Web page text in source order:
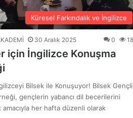
2026
ve Nostalji Yolculuğu”
2026
YÜREKLER ŞİİRLE BULUŞTU
2026
Küresel Farkındalık ve İngilizce
30 Aralık 2025 0
için İngilizce Konuşma
Bilsek ile Konuşuyor! Bilsek
gençlerin yabancı dil becerilerini
her hafta düzenli olarak